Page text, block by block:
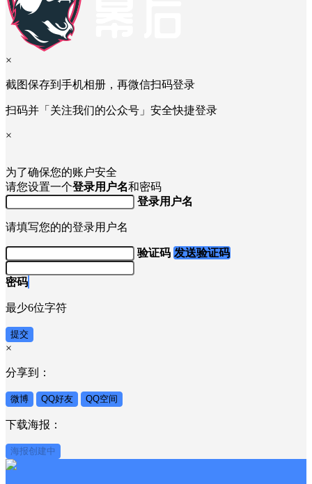
×
截图保存到手机相册，再微信扫码登录
扫码并「关注我们的公众号」安全快捷登录
×
为了确保您的账户安全
请您设置一个登录用户名和密码
登录用户名
请填写您的的登录用户名
验证码 发送验证码
密码
最少6位字符
提交
×
分享到：
微博 QQ好友 QQ空间
下载海报：
海报创建中